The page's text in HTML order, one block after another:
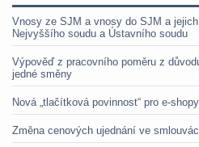
Vnosy ze SJM a vnosy do SJM a
Nejvyššího soudu a Ústavního soudu
Výpověď z pracovního poměru z
jedné směny
Nová „tlačítková povinnost“ pro e-shopy
Změna cenových ujednání ve